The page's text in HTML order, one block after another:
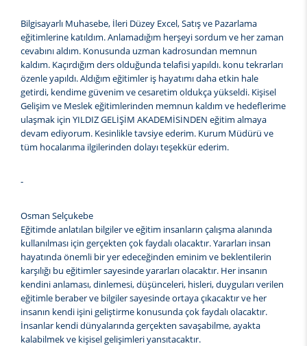
Bilgisayarlı Muhasebe, İleri Düzey Excel, Satış ve Pazarlama
eğitimlerine katıldım. Anlamadığım herşeyi sordum ve her zaman
cevabını aldım. Konusunda uzman kadrosundan memnun
kaldım. Kaçırdığım ders olduğunda telafisi yapıldı. konu tekrarları
özenle yapıldı. Aldığım eğitimler iş hayatımı daha etkin hale
getirdi, kendime güvenim ve cesaretim oldukça yükseldi. Kişisel
Gelişim ve Meslek eğitimlerinden memnun kaldım ve hedeflerime
ulaşmak için YILDIZ GELİŞİM AKADEMİSİNDEN eğitim almaya
devam ediyorum. Kesinlikle tavsiye ederim. Kurum Müdürü ve
tüm hocalarıma ilgilerinden dolayı teşekkür ederim.
-
Osman Selçukebe
Eğitimde anlatılan bilgiler ve eğitim insanların çalışma alanında
kullanılması için gerçekten çok faydalı olacaktır. Yararları insan
hayatında önemli bir yer edeceğinden eminim ve beklentilerin
karşılığı bu eğitimler sayesinde yararları olacaktır. Her insanın
kendini anlaması, dinlemesi, düşünceleri, hisleri, duyguları verilen
eğitimle beraber ve bilgiler sayesinde ortaya çıkacaktır ve her
insanın kendi işini geliştirme konusunda çok faydalı olacaktır.
İnsanlar kendi dünyalarında gerçekten savaşabilme, ayakta
kalabilmek ve kişisel gelişimleri yansıtacaktır.